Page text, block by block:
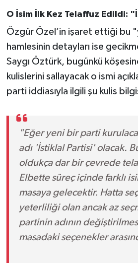
O İsim İlk Kez Telaffuz Edildi:
Özgür Özel’in işaret ettiği bu
hamlesinin detayları ise
Saygı Öztürk, bugünkü
kulislerini sallayacak o ismi
parti iddiasıyla ilgili şu kulis
"Eğer yeni bir parti
adı 'İstiklal Partisi' olacak.
oldukça dar bir çevrede
Elbette süreç içinde farklı
masaya gelecektir. Hatta
yeterliliği olan ancak az
partinin adının
masadaki seçenekler